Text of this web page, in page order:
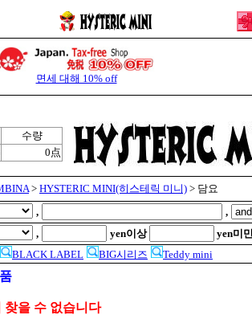
면세 대해 10% off
수량
0点
> HYSTERIC MINI(히스테릭 미니) > 담요
,
,
, yen이상
yen미
BLACK LABEL BIG시리즈 Teddy mini
찾을 수 없습니다